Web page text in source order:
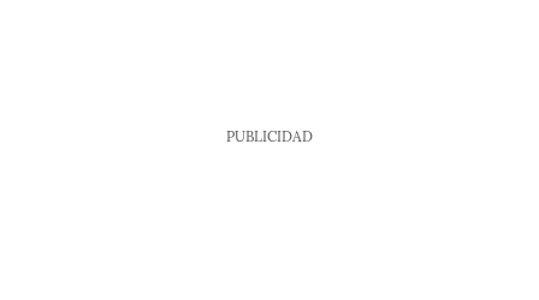
PUBLICIDAD